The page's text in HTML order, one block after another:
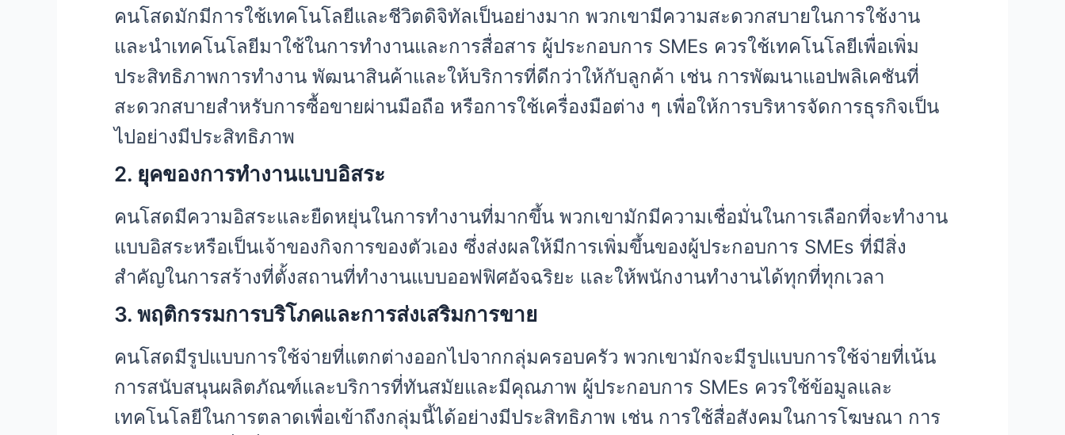
คนโสดมักมีการใช้เทคโนโลยีและชีวิตดิจิทัลเป็นอย่างมาก พวกเขามีความสะดวกสบายในการใช้งาน
และนำเทคโนโลยีมาใช้ในการทำงานและการสื่อสาร ผู้ประกอบการ SMEs ควรใช้เทคโนโลยีเพื่อเพิ่ม
ประสิทธิภาพการทำงาน พัฒนาสินค้าและให้บริการที่ดีกว่าให้กับลูกค้า เช่น การพัฒนาแอปพลิเคชันที่
สะดวกสบายสำหรับการซื้อขายผ่านมือถือ หรือการใช้เครื่องมือต่าง ๆ เพื่อให้การบริหารจัดการธุรกิจเป็น
ไปอย่างมีประสิทธิภาพ
2. ยุคของการทำงานแบบอิสระ
คนโสดมีความอิสระและยืดหยุ่นในการทำงานที่มากขึ้น พวกเขามักมีความเชื่อมั่นในการเลือกที่จะทำงาน
แบบอิสระหรือเป็นเจ้าของกิจการของตัวเอง ซึ่งส่งผลให้มีการเพิ่มขึ้นของผู้ประกอบการ SMEs ที่มีสิ่ง
สำคัญในการสร้างที่ตั้งสถานที่ทำงานแบบออฟฟิศอัจฉริยะ และให้พนักงานทำงานได้ทุกที่ทุกเวลา
3. พฤติกรรมการบริโภคและการส่งเสริมการขาย
คนโสดมีรูปแบบการใช้จ่ายที่แตกต่างออกไปจากกลุ่มครอบครัว พวกเขามักจะมีรูปแบบการใช้จ่ายที่เน้น
การสนับสนุนผลิตภัณฑ์และบริการที่ทันสมัยและมีคุณภาพ ผู้ประกอบการ SMEs ควรใช้ข้อมูลและ
เทคโนโลยีในการตลาดเพื่อเข้าถึงกลุ่มนี้ได้อย่างมีประสิทธิภาพ เช่น การใช้สื่อสังคมในการโฆษณา การ